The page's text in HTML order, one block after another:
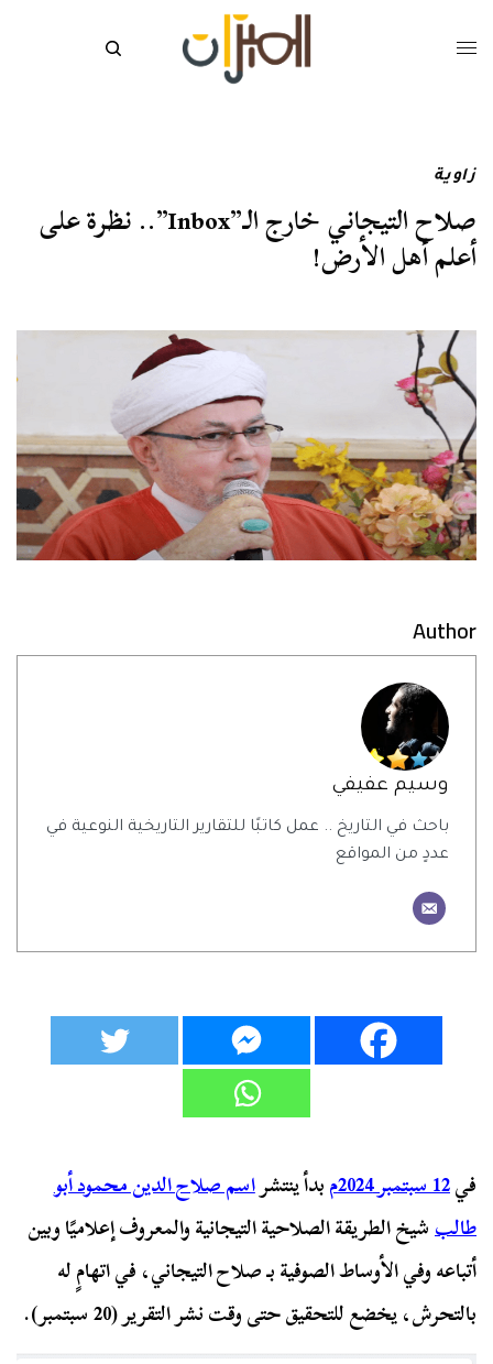
زاوية
صلاح التيجاني خارج الـ”Inbox”.. نظرة على
أعلم أهل الأرض!
Author
وسيم عفيفي
باحث في التاريخ .. عمل كاتبًا للتقارير التاريخية النوعية في
عددٍ من المواقع
في12 سبتمبر 2024م بدأ ينتشراسم صلاح الدين محمود أبو
طالبشيخ الطريقة الصلاحية التيجانية والمعروف إعلاميًا وبين
أتباعه وفي الأوساط الصوفية بـ صلاح التيجاني، في اتهامٍ له
بالتحرش، يخضع للتحقيق حتى وقت نشر التقرير (20 سبتمبر).